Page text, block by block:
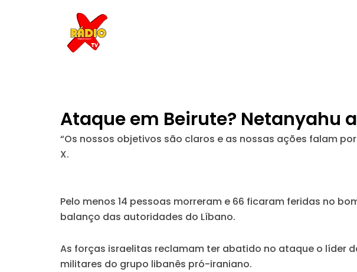
Ataque em Beirute? Netanyahu
“Os nossos objetivos são claros e as nossas ações falam
X.
Pelo menos 14 pessoas morreram e 66 ficaram feridas no
balanço das autoridades do Líbano.
As forças israelitas reclamam ter abatido no ataque o líder
militares do grupo libanês pró-iraniano.